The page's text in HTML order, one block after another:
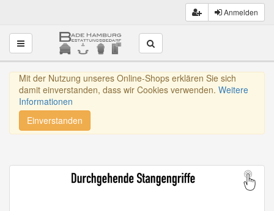
Anmelden
Toggle navigation
Mit der Nutzung unseres Online-Shops erklären Sie sich
damit einverstanden, dass wir Cookies verwenden. Weitere
Informationen
Einverstanden